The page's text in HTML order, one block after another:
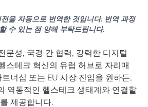
을 자동으로 번역한 것입니다. 번역 과정
수 있는 점 양해 부탁드립니다.
문성, 국경 간 협력, 강력한 디지털
스테크 혁신의 유럽 허브로 자리매
너십 또는 EU 시장 진입을 원하든,
역동적인 헬스테크 생태계와 연결할
제공합니다.